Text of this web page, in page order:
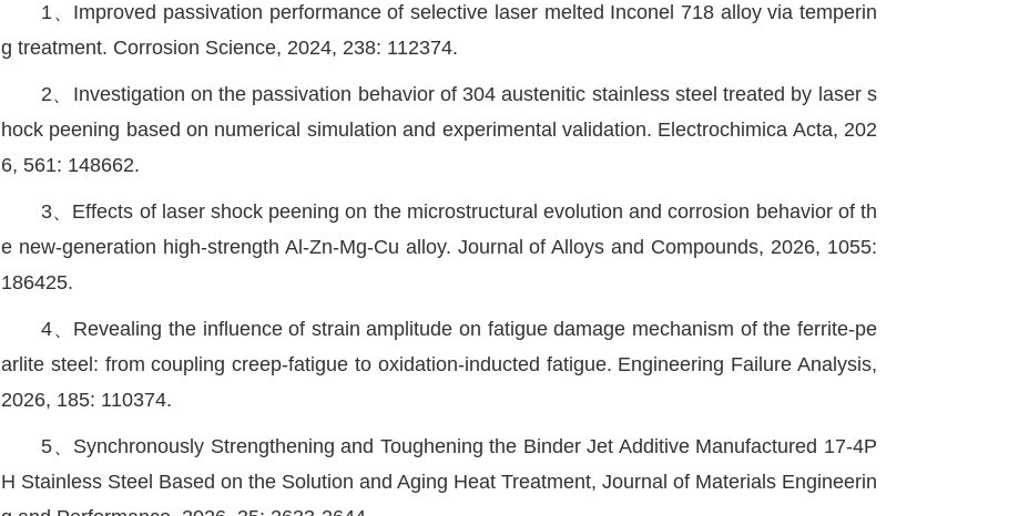
1、Improved passivation performance of selective laser melted Inconel 718 alloy via temperin
g treatment. Corrosion Science, 2024, 238: 112374.
2、Investigation on the passivation behavior of 304 austenitic stainless steel treated by laser s
hock peening based on numerical simulation and experimental validation. Electrochimica Acta, 202
6, 561: 148662.
3、Effects of laser shock peening on the microstructural evolution and corrosion behavior of th
e new-generation high-strength Al-Zn-Mg-Cu alloy. Journal of Alloys and Compounds, 2026, 1055:
186425.
4、Revealing the influence of strain amplitude on fatigue damage mechanism of the ferrite-pe
arlite steel: from coupling creep-fatigue to oxidation-inducted fatigue. Engineering Failure Analysis,
2026, 185: 110374.
5、Synchronously Strengthening and Toughening the Binder Jet Additive Manufactured 17-4P
H Stainless Steel Based on the Solution and Aging Heat Treatment, Journal of Materials Engineerin